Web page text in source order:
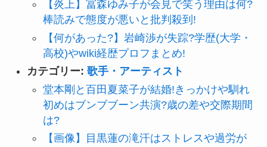
【炎上】冨森ゆみ子が会見で笑う理由は何?
棒読みで態度が悪いと批判殺到!
【何があった?】岩崎渉が失踪?学歴(大学・
高校)やwiki経歴プロフまとめ!
カテゴリー: 歌手・アーティスト
堂本剛と百田夏菜子が結婚!きっかけや馴れ
初めはブンブブーン共演?歳の差や交際期間
は?
【画像】目黒蓮の滝汗はストレスや過労が